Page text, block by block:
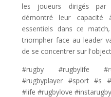
les joueurs dirigés par
démontré leur capacité
essentiels dans ce
triompher face au leader
de se concentrer sur
#rugby #rugbylife
#rugbyplayer #sport #s
#life #rugbylove